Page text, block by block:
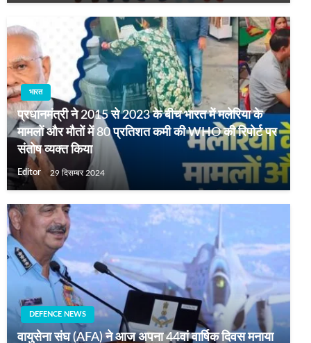
भारत
प्रधानमंत्री ने 2015 से 2023 के बीच भारत में मलेरिया के
मामलों और मौतों में 80 प्रतिशत कमी की WHO की रिपोर्ट पर
संतोष व्यक्त किया
Editor 29 दिसम्बर 2024
DEFENCE NEWS
वायुसेना संघ (AFA) ने आज अपना 44वां वार्षिक दिवस मनाया